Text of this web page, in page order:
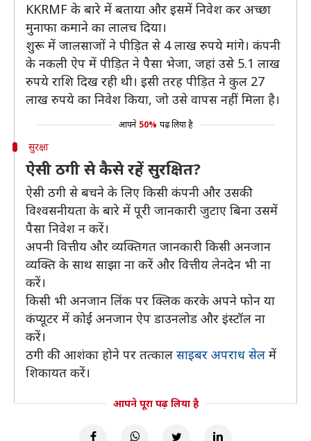
KKRMF के बारे में बताया और इसमें निवेश कर अच्छा
मुनाफा कमाने का लालच दिया।
शुरू में जालसाजों ने पीड़ित से 4 लाख रुपये मांगे। कंपनी
के नकली ऐप में पीड़ित ने पैसा भेजा, जहां उसे 5.1 लाख
रुपये राशि दिख रही थी। इसी तरह पीड़ित ने कुल 27
लाख रुपये का निवेश किया, जो उसे वापस नहीं मिला है।
आपने 50% पढ़ लिया है
सुरक्षा
ऐसी ठगी से कैसे रहें सुरक्षित?
ऐसी ठगी से बचने के लिए किसी कंपनी और उसकी
विश्वसनीयता के बारे में पूरी जानकारी जुटाए बिना उसमें
पैसा निवेश न करें।
अपनी वित्तीय और व्यक्तिगत जानकारी किसी अनजान
व्यक्ति के साथ साझा ना करें और वित्तीय लेनदेन भी ना
करें।
किसी भी अनजान लिंक पर क्लिक करके अपने फोन या
कंप्यूटर में कोई अनजान ऐप डाउनलोड और इंस्टॉल ना
करें।
ठगी की आशंका होने पर तत्काल साइबर अपराध सेल में
शिकायत करें।
आपने पूरा पढ़ लिया है